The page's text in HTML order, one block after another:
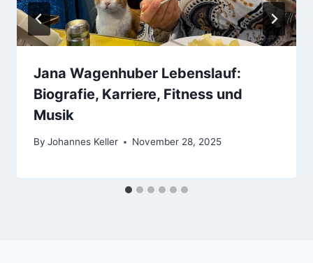
Jana Wagenhuber Lebenslauf:
Biografie, Karriere, Fitness und
Musik
By Johannes Keller November 28, 2025